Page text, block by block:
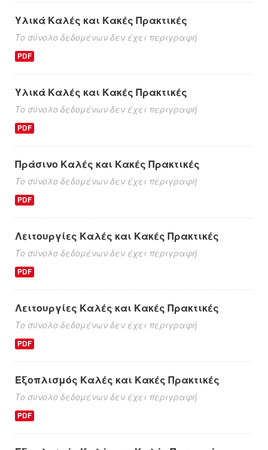
Υλικά Καλές και Κακές Πρακτικές
Το σύνολο δεδομένων δεν έχει περιγραφή
PDF
Υλικά Καλές και Κακές Πρακτικές
Το σύνολο δεδομένων δεν έχει περιγραφή
PDF
Πράσινο Καλές και Κακές Πρακτικές
Το σύνολο δεδομένων δεν έχει περιγραφή
PDF
Λειτουργίες Καλές και Κακές Πρακτικές
Το σύνολο δεδομένων δεν έχει περιγραφή
PDF
Λειτουργίες Καλές και Κακές Πρακτικές
Το σύνολο δεδομένων δεν έχει περιγραφή
PDF
Εξοπλισμός Καλές και Κακές Πρακτικές
Το σύνολο δεδομένων δεν έχει περιγραφή
PDF